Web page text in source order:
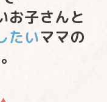
お子さんと
たいママの